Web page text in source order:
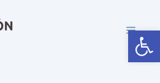
Abrir
MENÚ